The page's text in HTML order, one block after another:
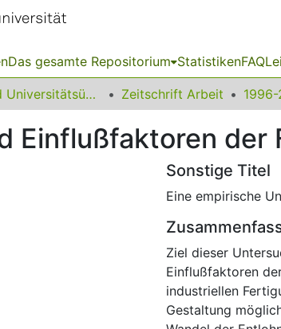
Das gesamte Repositorium StatistikenFAQ
Fach- und Universitätsübergreifendes Zeitschrift Arbeit
Einflußfaktoren
Sonstige Titel
Eine empirische
Ziel dieser
Einflußfaktoren
industriellen
Gestaltung